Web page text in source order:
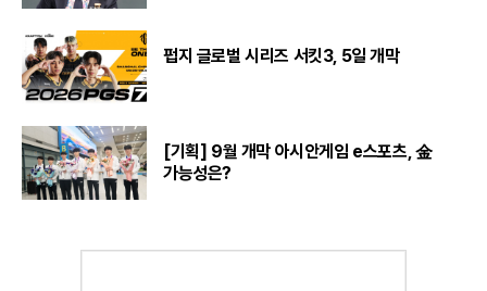
펍지 글로벌 시리즈 서킷3, 5일 개막
[기획] 9월 개막 아시안게임 e스포츠, 金
가능성은?